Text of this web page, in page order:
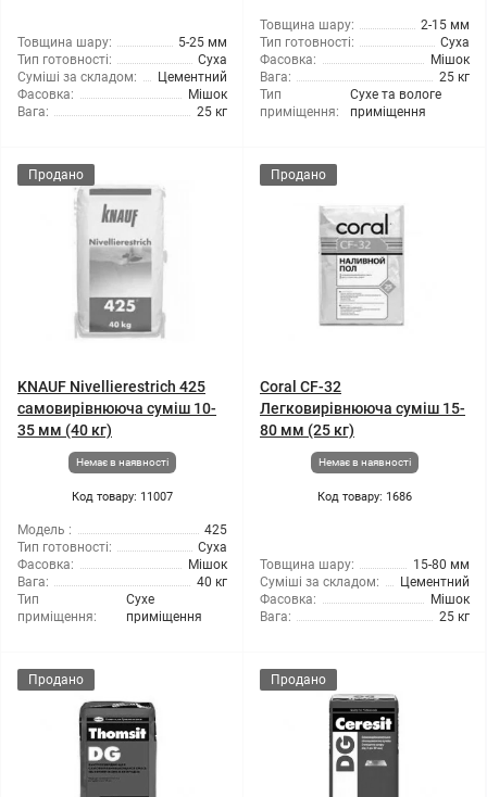
Товщина шару:
5-25 мм
Тип готовності:
Суха
Суміші за складом:
Цементний
Фасовка:
Мішок
Вага:
25 кг
Товщина шару:
2-15 мм
Тип готовності:
Суха
Фасовка:
Мішок
Вага:
25 кг
Тип
приміщення:
Сухе та вологе
приміщення
Продано
KNAUF Nivellierestrich 425
самовирівнююча суміш 10-
35 мм (40 кг)
Немає в наявності
Код товару: 11007
Модель :
425
Тип готовності:
Суха
Фасовка:
Мішок
Вага:
40 кг
Тип
приміщення:
Сухе
приміщення
Продано
Coral СF-32
Легковирівнююча суміш 15-
80 мм (25 кг)
Немає в наявності
Код товару: 1686
Товщина шару:
15-80 мм
Суміші за складом:
Цементний
Фасовка:
Мішок
Вага:
25 кг
Продано Продано